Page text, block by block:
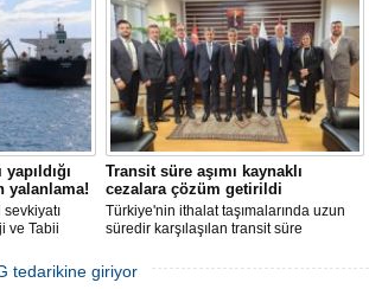
yalanlama!
ve Tabii
Transit süre aşımı kaynaklı
cezalara çözüm getirildi
Türkiye'nin ithalat taşımalarında uzun
süredir karşılaşılan transit süre
önemli bir gelişme yaşandı.
tedarikine giriyor